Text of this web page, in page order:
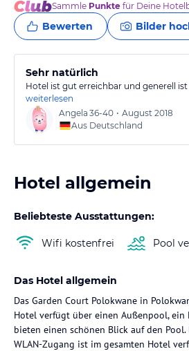
Sammle Punkte für Deine
Bewerten Bilder
Sehr natürlich
Hotel ist gut erreichbar und generell
weiterlesen
Angela 36-40 • August 2018
Aus Deutschland
Hotel allgemein
Beliebteste Ausstattungen:
Wifi kostenfrei Pool
Das Hotel allgemein
Das Garden Court Polokwane in
Hotel verfügt über einen Außenpool,
bieten einen schönen Blick auf den
WLAN-Zugang ist im gesamten Hotel